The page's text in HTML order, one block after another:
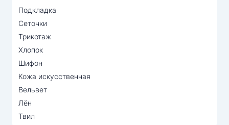
Подкладка
Сеточки
Трикотаж
Хлопок
Шифон
Кожа искусственная
Вельвет
Лён
Твил